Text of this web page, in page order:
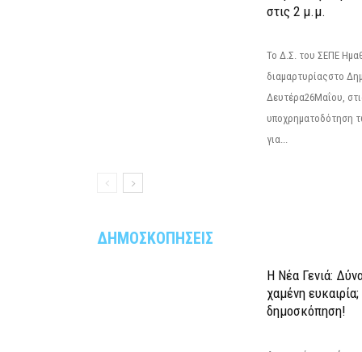
στις 2 μ.μ.
Το Δ.Σ. του ΣΕΠΕ
διαμαρτυρίαςστο
Δευτέρα26Μαΐου,
υποχρηματοδότηση
για...
ΔΗΜΟΣΚΟΠΗΣΕΙΣ
Η Νέα Γενιά:
χαμένη
δημοσκόπηση!